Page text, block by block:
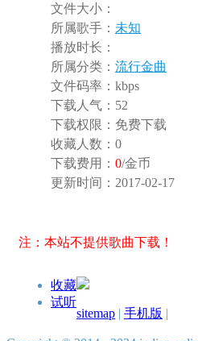
文件大小：
所属歌手： 未知
播放时长：
所属分类： 流行金曲
文件码率： kbps
下载人气： 52
下载权限： 免费下载
收藏人数： 0
下载费用： 0/金币
更新时间： 2017-02-17
注：本站不提供歌曲下载！
收藏
试听
sitemap | 手机版 |